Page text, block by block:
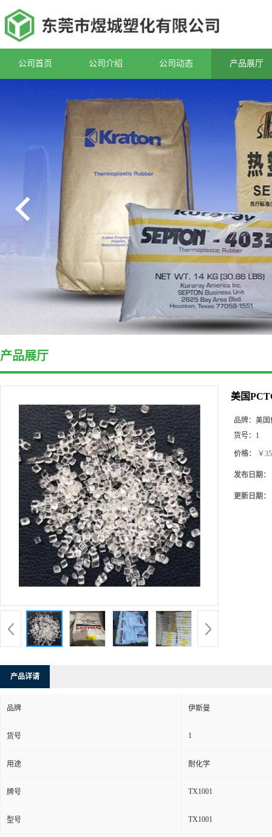
公司首页 公司介绍 公司动态 产品展厅
产品展厅
美国
品牌： 美国
货号： 1
价格： ￥
发布日期：
更新日期：
产品详请
品牌 伊斯曼
货号 1
用途 耐化学
牌号 TX1001
型号 TX1001